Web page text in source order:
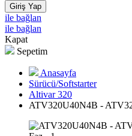
Giriş Yap
ile bağlan
ile bağlan
Kapat
Sepetim
Anasayfa
Sürücü/Softstarter
Altivar 320
ATV320U40N4B -